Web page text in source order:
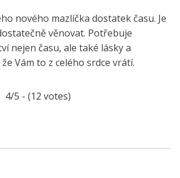
nového mazlíčka dostatek času. Je
věnovat. Potřebuje
nejen času, ale také lásky a
Vám to z celého srdce vrátí.
4/5 - (12 votes)